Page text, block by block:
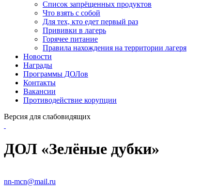
Список запрёщенных продуктов
Что взять с собой
Для тех, кто едет первый раз
Прививки в лагерь
Горячее питание
Правила нахождения на территории лагеря
Новости
Награды
Программы ДОЛов
Контакты
Вакансии
Противодействие корупции
Версия для слабовидящих
ДОЛ «Зелёные дубки»
nn-mcn@mail.ru